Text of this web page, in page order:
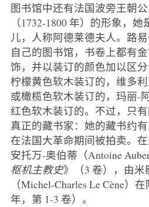
图书馆中还有法国波旁王朝
（1732-1800 年）的形象，
儿，人称阿德莱德夫人。路
自己的图书馆，书卷上都有
饰，并以装订的颜色加以区
柠檬黄色软木装订的，维多
或橄榄色软木装订的，玛丽-
红色软木装订的。不过，只
真正的藏书家：她的藏书约
在法国大革命期间被拍卖。
安托万-奥伯蒂（Antoine
枢机主教史》（3 卷），由
（Michel-Charles Le Cène）
年，第 1-3 卷）。